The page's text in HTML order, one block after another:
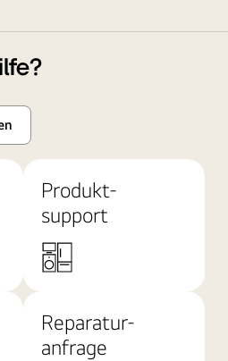
Produkt-
support
Reparatur-
anfrage